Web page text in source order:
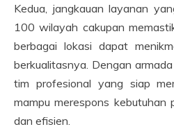
Kedua, jangkauan layanan
100 wilayah cakupan
berbagai lokasi dapat
berkualitasnya. Dengan
tim profesional yang siap
mampu merespons kebutuhan
dan efisien.